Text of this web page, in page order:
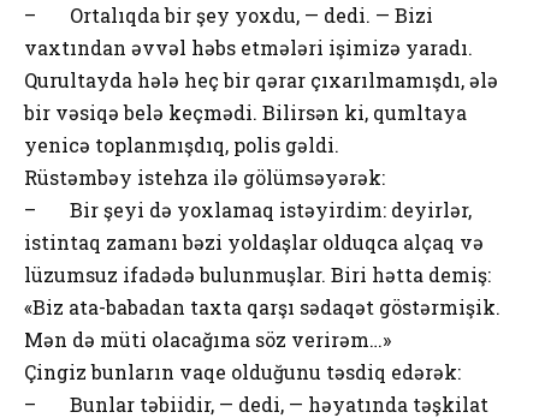
– Ortalıqda bir şey yoxdu, — dedi. — Bizi
vaxtından əvvəl həbs etmələri işimizə yaradı.
Qurultayda hələ heç bir qərar çıxarılmamışdı, ələ
bir vəsiqə belə keçmədi. Bilirsən ki, qumltaya
yenicə toplanmışdıq, polis gəldi.
Rüstəmbəy istehza ilə gölümsəyərək:
– Bir şeyi də yoxlamaq istəyirdim: deyirlər,
istintaq zamanı bəzi yoldaşlar olduqca alçaq və
lüzumsuz ifadədə bulunmuşlar. Biri hətta demiş:
«Biz ata-babadan taxta qarşı sədaqət göstərmişik.
Mən də müti olacağıma söz verirəm…»
Çingiz bunların vaqe olduğunu təsdiq edərək:
– Bunlar təbiidir, — dedi, — həyatında təşkilat